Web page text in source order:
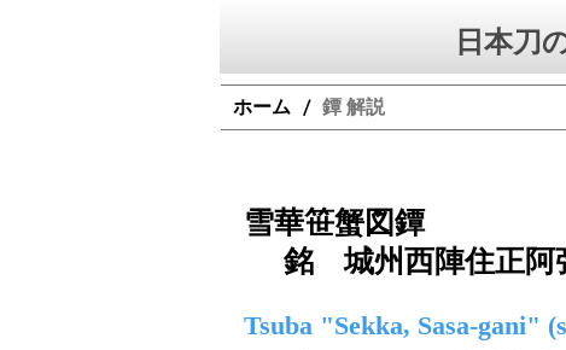
日本刀
ホーム / 鐔 解説
雪華笹蟹図鐔
銘 城州西陣住正阿
Tsuba "Sekka, Sasa-gani"